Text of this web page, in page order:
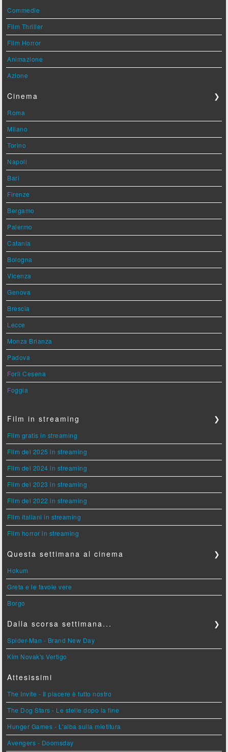
Commedie
Film Thriller
Film Horror
Animazione
Azione
Cinema ❯
Roma
Milano
Torino
Napoli
Bari
Firenze
Bergamo
Palermo
Catania
Bologna
Vicenza
Genova
Brescia
Lecce
Monza Brianza
Padova
Forlì Cesena
Foggia
Film in streaming ❯
Film gratis in streaming
Film del 2025 in streaming
Film del 2024 in streaming
Film del 2023 in streaming
Film del 2022 in streaming
Film italiani in streaming
Film horror in streaming
Questa settimana al cinema ❯
Hokum
Greta e le favole vere
Borgo
Dalla scorsa settimana... ❯
Spider-Man - Brand New Day
Kim Novak's Vertigo
Attesissimi
The Invite - Il piacere è tutto nostro
The Dog Stars - Le stelle dopo la fine
Hunger Games - L'alba sulla mietitura
Avengers - Doomsday